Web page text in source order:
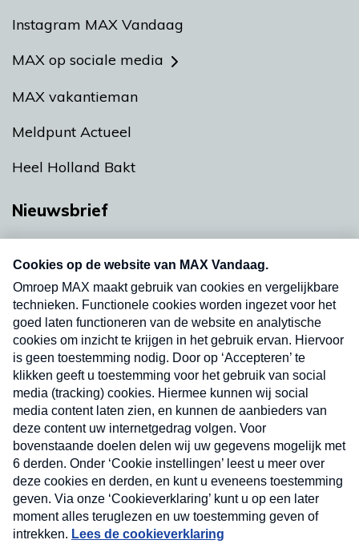
Instagram MAX Vandaag
MAX op sociale media
MAX vakantieman
Meldpunt Actueel
Heel Holland Bakt
Nieuwsbrief
Neem hier een gratis abonnement op onze
nieuwsbrief. Elke vrijdag- en dinsdagochtend in
uw mailbox.
Verzend
Nieuwsbrief
Neem hier een gratis abonnement op onze
nieuwsbrief. Elke vrijdag- en dinsdagochtend in uw